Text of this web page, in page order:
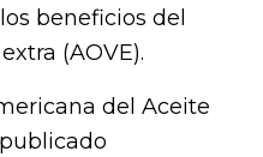
beneficios del
(AOVE).
del Aceite